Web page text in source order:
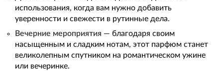
использования, когда вам нужно добавить
уверенности и свежести в рутинные дела.
Вечерние мероприятия — благодаря своим
насыщенным и сладким нотам, этот парфюм станет
великолепным спутником на романтическом ужине
или вечеринке.